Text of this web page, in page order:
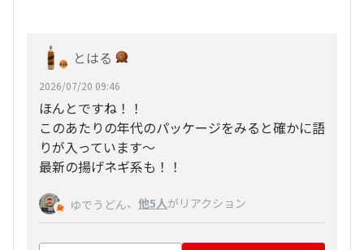
とはる
2026/07/20 09:46
ほんとですね！！
このあたりの年代のパッケージをみると確かに語
りが入っています～
最新の揚げネギ系も！！
ゆでうどん、 他5人がリアクション